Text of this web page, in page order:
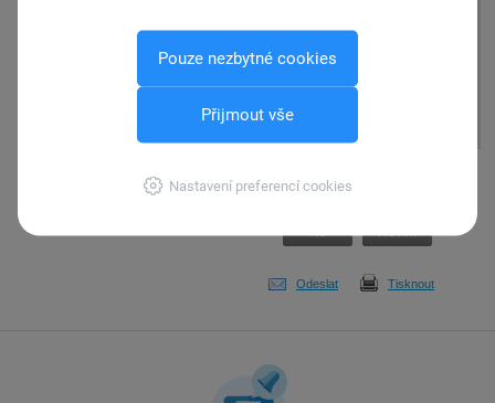
Pouze nezbytné cookies
Přijmout vše
Nastavení preferencí cookies
zdravotní pojištění u těchto
zaměstnanců slevu na
a pojistné nastavit a do pole
částka vyplnit nulu.
Ne Nevím
Odeslat Tisknout